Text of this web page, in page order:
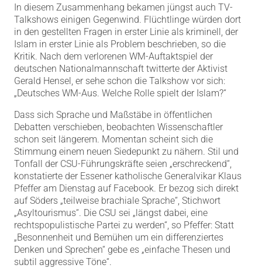
In diesem Zusammenhang bekamen jüngst auch TV-
Talkshows einigen Gegenwind. Flüchtlinge würden dort
in den gestellten Fragen in erster Linie als kriminell, der
Islam in erster Linie als Problem beschrieben, so die
Kritik. Nach dem verlorenen WM-Auftaktspiel der
deutschen Nationalmannschaft twitterte der Aktivist
Gerald Hensel, er sehe schon die Talkshow vor sich:
„Deutsches WM-Aus. Welche Rolle spielt der Islam?“
Dass sich Sprache und Maßstäbe in öffentlichen
Debatten verschieben, beobachten Wissenschaftler
schon seit längerem. Momentan scheint sich die
Stimmung einem neuen Siedepunkt zu nähern. Stil und
Tonfall der CSU-Führungskräfte seien „erschreckend“,
konstatierte der Essener katholische Generalvikar Klaus
Pfeffer am Dienstag auf Facebook. Er bezog sich direkt
auf Söders „teilweise brachiale Sprache“, Stichwort
„Asyltourismus“. Die CSU sei „längst dabei, eine
rechtspopulistische Partei zu werden“, so Pfeffer: Statt
„Besonnenheit und Bemühen um ein differenziertes
Denken und Sprechen“ gebe es „einfache Thesen und
subtil aggressive Töne“.